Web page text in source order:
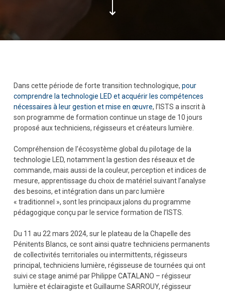
Dans cette période de forte transition technologique, pour
comprendre la technologie LED et acquérir les compétences
nécessaires à leur gestion et mise en œuvre, l’ISTS a inscrit à
son programme de formation continue un stage de 10 jours
proposé aux techniciens, régisseurs et créateurs lumière.
Compréhension de l’écosystème global du pilotage de la
technologie LED, notamment la gestion des réseaux et de
commande, mais aussi de la couleur, perception et indices de
mesure, apprentissage du choix de matériel suivant l’analyse
des besoins, et intégration dans un parc lumière
« traditionnel », sont les principaux jalons du programme
pédagogique conçu par le service formation de l’ISTS.
Du 11 au 22 mars 2024, sur le plateau de la Chapelle des
Pénitents Blancs, ce sont ainsi quatre techniciens permanents
de collectivités territoriales ou intermittents, régisseurs
principal, techniciens lumière, régisseuse de tournées qui ont
suivi ce stage animé par Philippe CATALANO – régisseur
lumière et éclairagiste et Guillaume SARROUY, régisseur